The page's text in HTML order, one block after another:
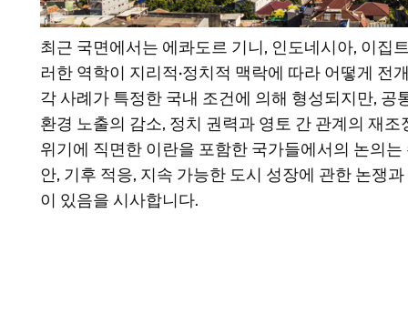
최근 국면에서는 에콰도르 기니, 인도네시아, 이집
러한 역학이 지리적·정치적 맥락에 따라 어떻게 전
각 사례가 특정한 국내 조건에 의해 형성되지만, 공
환경 노출의 감소, 정치 권력과 영토 간 관계의 재
위기에 직면한 이란을 포함한 국가들에서의 논의
안, 기후 적응, 지속 가능한 도시 성장에 관한 논쟁
이 있음을 시사합니다.